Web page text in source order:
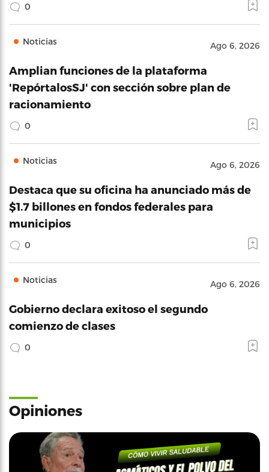
0
Noticias Ago 6, 2026
Amplian funciones de la plataforma
'RepórtalosSJ' con sección sobre plan de
racionamiento
0
Noticias Ago 6, 2026
Destaca que su oficina ha anunciado más de
$1.7 billones en fondos federales para
municipios
0
Noticias Ago 6, 2026
Gobierno declara exitoso el segundo
comienzo de clases
0
Opiniones